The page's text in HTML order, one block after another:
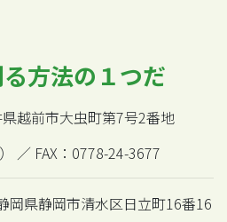
方法の１つだ
前市大虫町第7号2番地
／ FAX：0778-24-3677
岡県静岡市清水区日立町16番16